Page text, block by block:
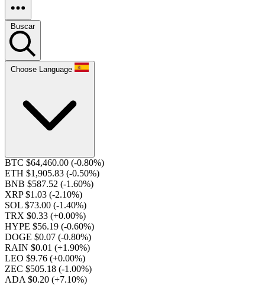
Buscar
Choose Language
BTC $64,460.00 (-0.80%)
ETH $1,905.83 (-0.50%)
BNB $587.52 (-1.60%)
XRP $1.03 (-2.10%)
SOL $73.00 (-1.40%)
TRX $0.33 (+0.00%)
HYPE $56.19 (-0.60%)
DOGE $0.07 (-0.80%)
RAIN $0.01 (+1.90%)
LEO $9.76 (+0.00%)
ZEC $505.18 (-1.00%)
ADA $0.20 (+7.10%)